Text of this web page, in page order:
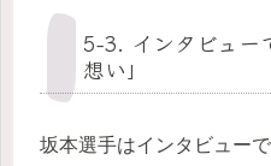
5-3. インタビュー
想い」
坂本選手はインタビュー